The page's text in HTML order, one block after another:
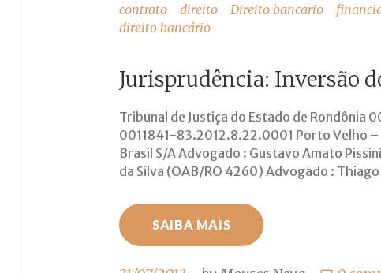
contrato
direito Direito bancario
direito bancário
Jurisprudência: Inversão
Tribunal de Justiça do Estado de Rondônia
0011841-83.2012.8.22.0001 Porto Velho –
Brasil S/A Advogado : Gustavo Amato
da Silva (OAB/RO 4260) Advogado :
SAIBA MAIS